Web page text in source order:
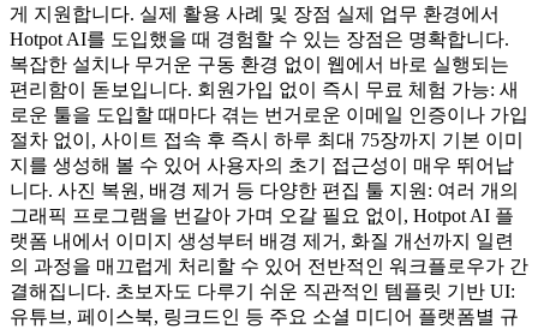
게 지원합니다. 실제 활용 사례 및 장점 실제 업무 환경에서
Hotpot AI를 도입했을 때 경험할 수 있는 장점은 명확합니다.
복잡한 설치나 무거운 구동 환경 없이 웹에서 바로 실행되는
편리함이 돋보입니다. 회원가입 없이 즉시 무료 체험 가능: 새
로운 툴을 도입할 때마다 겪는 번거로운 이메일 인증이나 가입
절차 없이, 사이트 접속 후 즉시 하루 최대 75장까지 기본 이미
지를 생성해 볼 수 있어 사용자의 초기 접근성이 매우 뛰어납
니다. 사진 복원, 배경 제거 등 다양한 편집 툴 지원: 여러 개의
그래픽 프로그램을 번갈아 가며 오갈 필요 없이, Hotpot AI 플
랫폼 내에서 이미지 생성부터 배경 제거, 화질 개선까지 일련
의 과정을 매끄럽게 처리할 수 있어 전반적인 워크플로우가 간
결해집니다. 초보자도 다루기 쉬운 직관적인 템플릿 기반 UI:
유튜브, 페이스북, 링크드인 등 주요 소셜 미디어 플랫폼별 규